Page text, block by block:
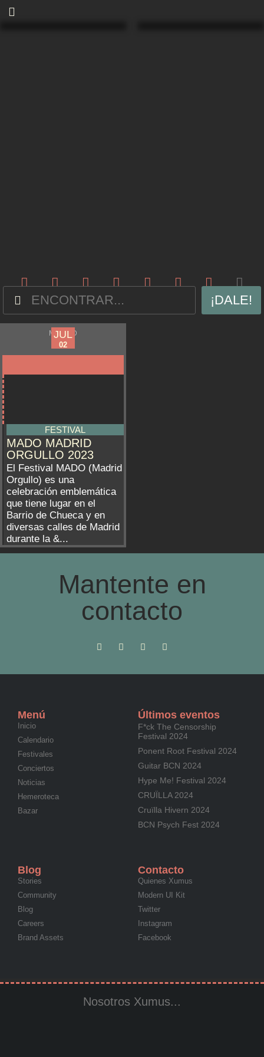
¡DALE!
MADRID
JUN
23
JUL
02
FESTIVAL
MADO MADRID
ORGULLO 2023
El Festival MADO (Madrid
Orgullo) es una
celebración emblemática
que tiene lugar en el
Barrio de Chueca y en
diversas calles de Madrid
durante la &...
Mantente en
contacto
Menú
Inicio
Calendario
Festivales
Conciertos
Noticias
Hemeroteca
Bazar
Últimos eventos
F*ck The Censorship
Festival 2024
Ponent Root Festival 2024
Guitar BCN 2024
Hype Me! Festival 2024
CRUÏLLA 2024
Cruïlla Hivern 2024
BCN Psych Fest 2024
Blog
Stories
Community
Blog
Careers
Brand Assets
Contacto
Quienes Xumus
Modern UI Kit
Twitter
Instagram
Facebook
Nosotros Xumus...